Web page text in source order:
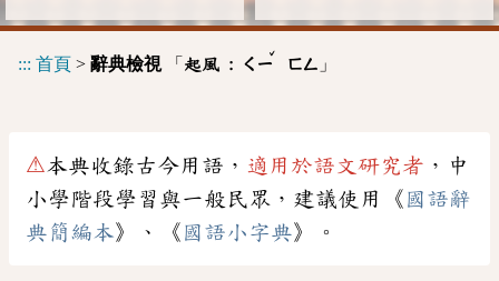
::: 首頁 > 辭典檢視「 起風 : ㄑㄧ
ˇ
ㄈㄥ 」
⚠本典收錄古今用語， 適用於語文研究者 ，中
小學階段學習與一般民眾，建議使用《 國語辭
典簡編本》、《 國語小字典》。